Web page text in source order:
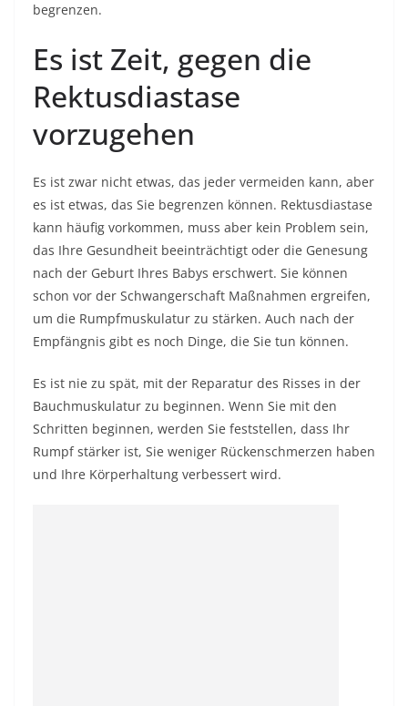
begrenzen.
Es ist Zeit, gegen die
Rektusdiastase
vorzugehen
Es ist zwar nicht etwas, das jeder vermeiden kann, aber
es ist etwas, das Sie begrenzen können. Rektusdiastase
kann häufig vorkommen, muss aber kein Problem sein,
das Ihre Gesundheit beeinträchtigt oder die Genesung
nach der Geburt Ihres Babys erschwert. Sie können
schon vor der Schwangerschaft Maßnahmen ergreifen,
um die Rumpfmuskulatur zu stärken. Auch nach der
Empfängnis gibt es noch Dinge, die Sie tun können.
Es ist nie zu spät, mit der Reparatur des Risses in der
Bauchmuskulatur zu beginnen. Wenn Sie mit den
Schritten beginnen, werden Sie feststellen, dass Ihr
Rumpf stärker ist, Sie weniger Rückenschmerzen haben
und Ihre Körperhaltung verbessert wird.